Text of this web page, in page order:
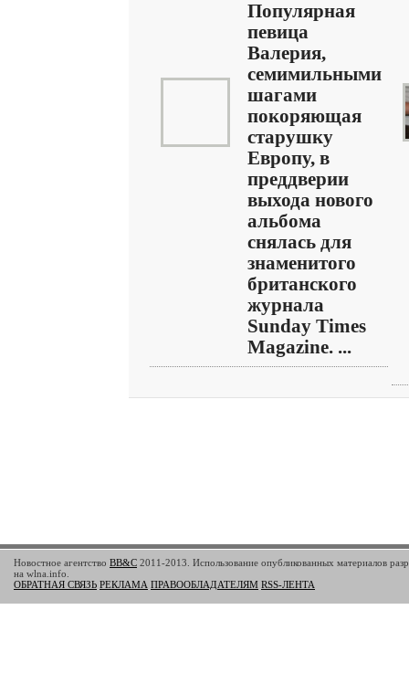
Популярная
певица
Валерия,
семимильными
шагами
покоряющая
старушку
Европу, в
преддверии
выхода нового
альбома
снялась для
знаменитого
британского
журнала
Sunday Times
Magazine. ...
Новостное агентство BB&C 2011-2013. Использование опубликованных материалов
на wlna.info.
ОБРАТНАЯ СВЯЗЬ РЕКЛАМА ПРАВООБЛАДАТЕЛЯМ RSS-ЛЕНТА